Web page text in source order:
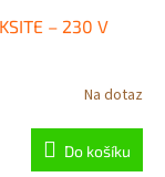
– 230 V
Na dotaz
Do košíku